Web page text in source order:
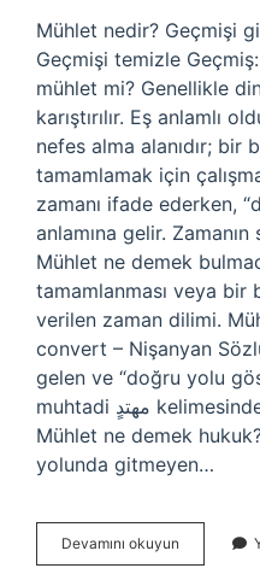
Mühlet nedir? Geçmişi
Geçmişi temizle
mühlet mi? Genellikle
karıştırılır. Eş anlamlı
nefes alma alanıdır;
tamamlamak için
zamanı ifade ederken,
anlamına gelir.
Mühlet ne demek
tamamlanması veya bir
verilen zaman dilimi.
convert – Nişanyan
gelen ve “doğru yolu
muhtadi مهتدٍ kelimesinden türetilmiş bir kelimedir.
Mühlet ne demek
yolunda gitmeyen…
Devamını okuyun
Ne